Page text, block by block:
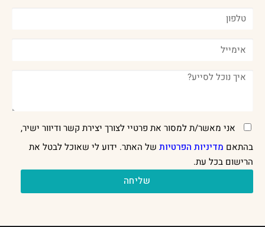
אני מאשר/ת למסור את פרטיי לצורך יצירת קשר ודיוור ישיר,
בהתאם מדיניות הפרטיות של האתר. ידוע לי שאוכל לבטל את
הרישום בכל עת.
שליחה